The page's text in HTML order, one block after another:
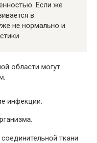
Если же
в
не нормально и
области могут
инфекции.
ткани